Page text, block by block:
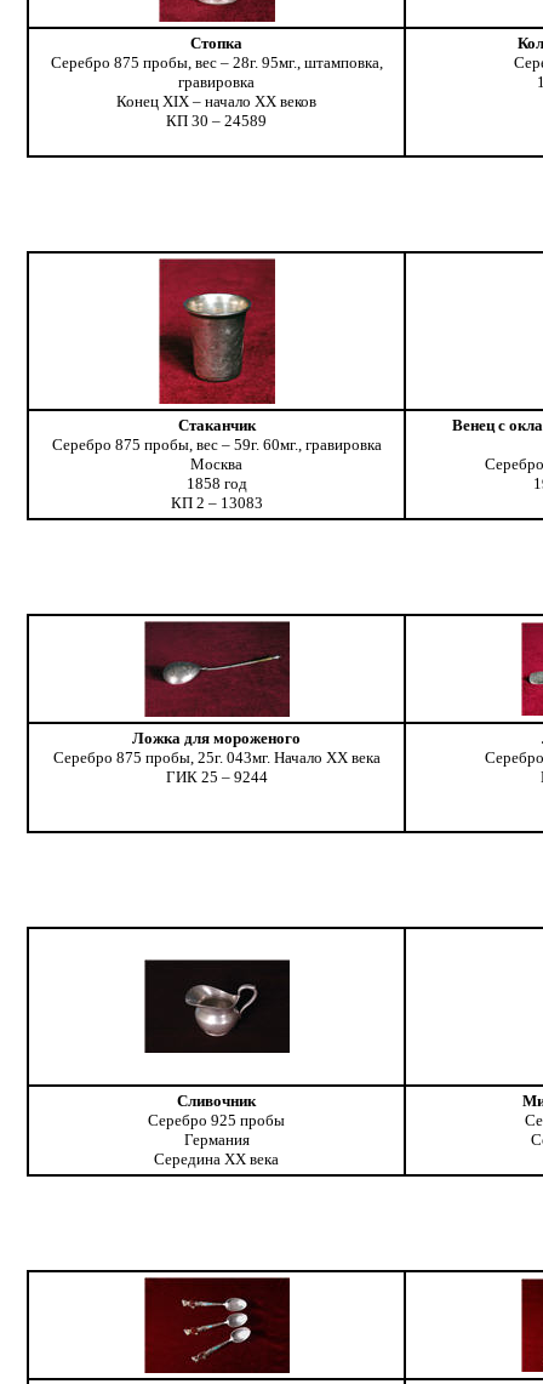
Стопка
Серебро 875 пробы, вес – 28г. 95мг., штамповка,
гравировка
Конец XIX – начало ХХ веков
КП 30 – 24589
Стаканчик
Серебро 875 пробы, вес – 59г. 60мг., гравировка
Москва
1858 год
КП 2 – 13083
Венец с
Ложка для мороженого
Серебро 875 пробы, 25г. 043мг. Начало ХХ века
ГИК 25 – 9244
Сливочник
Серебро 925 пробы
Германия
Середина ХХ века